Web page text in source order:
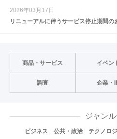
2026年03月17日
リニューアルに伴うサービス停止期間
商品・サービス イベン
調査 企業・
ジャン
ビジネス 公共・政治 テクノロ